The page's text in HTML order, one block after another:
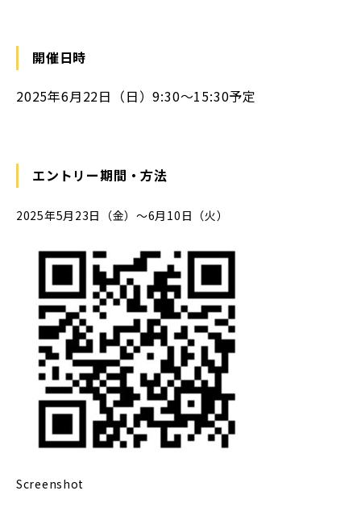
開催日時
2025年6月22日（日）9:30～15:30予定
エントリー期間・方法
2025年5月23日（金）～6月10日（火）
Screenshot